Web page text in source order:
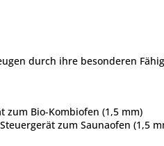
durch ihre besonderen
zum Bio-Kombiofen (1,5 mm)
zum Saunaofen (1,5